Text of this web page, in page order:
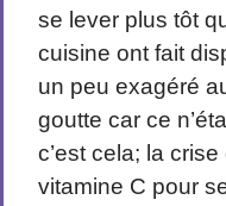
se lever plus tôt
cuisine ont fait
un peu exagéré
goutte car ce
c’est cela; la
vitamine C pour